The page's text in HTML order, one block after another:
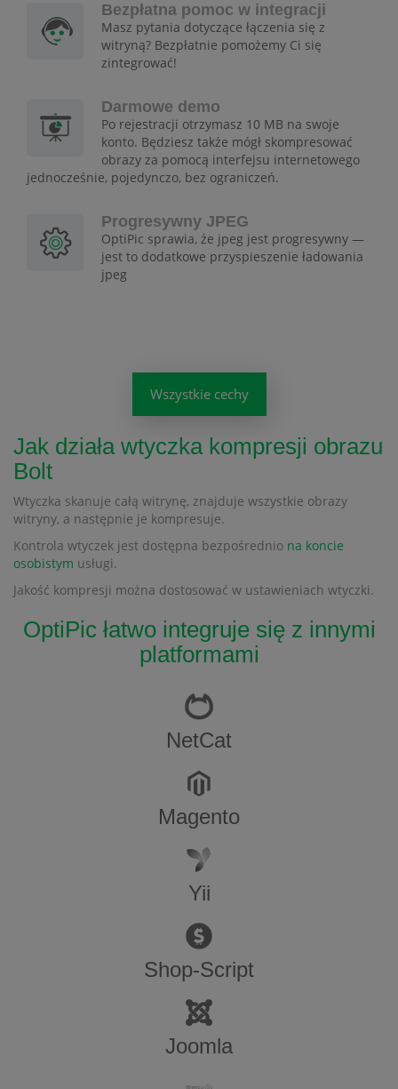
Bezpłatna pomoc w integracji
Masz pytania dotyczące łączenia się z
witryną? Bezpłatnie pomożemy Ci się
zintegrować!
Darmowe demo
Po rejestracji otrzymasz 10 MB na swoje
konto. Będziesz także mógł skompresować
obrazy za pomocą interfejsu internetowego
jednocześnie, pojedynczo, bez ograniczeń.
Progresywny JPEG
OptiPic sprawia, że jpeg jest progresywny —
jest to dodatkowe przyspieszenie ładowania
jpeg
Wszystkie cechy
Jak działa wtyczka kompresji obrazu
Bolt
Wtyczka skanuje całą witrynę, znajduje wszystkie obrazy
witryny, a następnie je kompresuje.
Kontrola wtyczek jest dostępna bezpośrednio na koncie
osobistym usługi.
Jakość kompresji można dostosować w ustawieniach wtyczki.
OptiPic łatwo integruje się z innymi
platformami
NetCat
Magento
Yii
Shop-Script
Joomla